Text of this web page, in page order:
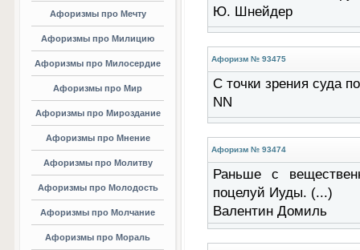
Афоризмы про Мечту
Афоризмы про Милицию
Афоризмы про Милосердие
Афоризмы про Мир
Афоризмы про Мироздание
Афоризмы про Мнение
Афоризмы про Молитву
Афоризмы про Молодость
Афоризмы про Молчание
Афоризмы про Мораль
Ю. Шнейдер
Афоризм № 93475
С точки зрения суда
NN
Афоризм № 93474
Раньше с
поцелуй Иуды. (...)
Валентин Домиль